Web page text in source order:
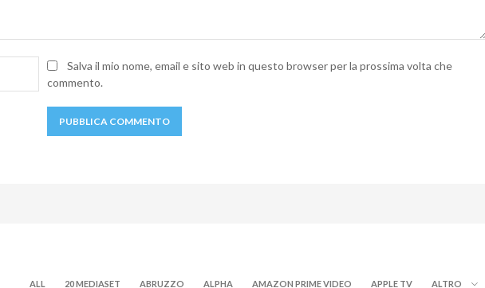
Nome:Salva il mio nome, email e sito web in questo browser per la prossima volta che
commento.
ALL 20 MEDIASET ABRUZZO ALPHA AMAZON PRIME VIDEO APPLE TV ALTRO